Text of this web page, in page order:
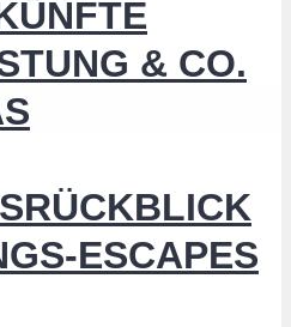
& CO.
ESCAPES